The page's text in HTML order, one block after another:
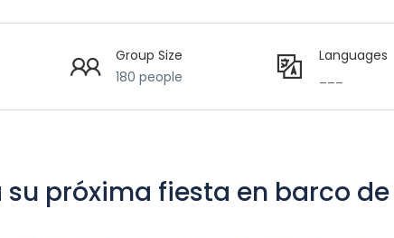
Group Size
180 people
Languages
su próxima fiesta en barco